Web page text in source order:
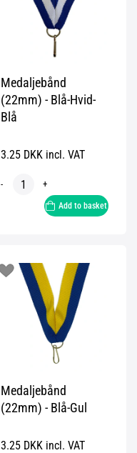
Medaljebånd
(22mm) - Blå-Hvid-
Blå
3.25 DKK incl. VAT
- +
Add to basket
Medaljebånd
(22mm) - Blå-Gul
3.25 DKK incl. VAT